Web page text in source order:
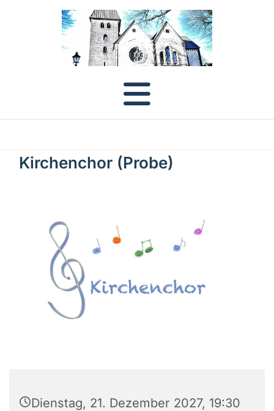
Kirchenchor (Probe)
Dienstag, 21. Dezember 2027, 19:30